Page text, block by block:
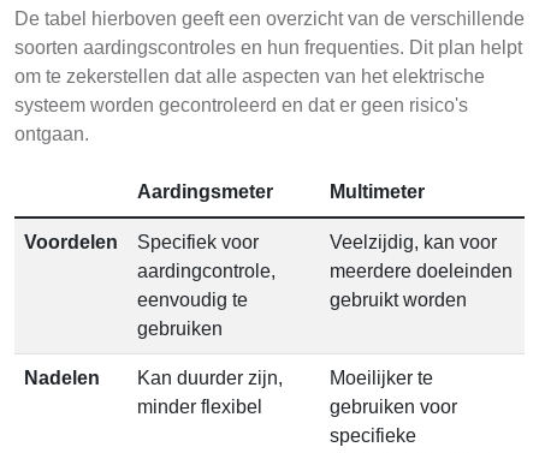
De tabel hierboven geeft een overzicht van de verschillende
soorten aardingscontroles en hun frequenties. Dit plan helpt
om te zekerstellen dat alle aspecten van het elektrische
systeem worden gecontroleerd en dat er geen risico's
ontgaan.
Aardingsmeter Multimeter
Voordelen
Specifiek voor
aardingcontrole,
eenvoudig te
gebruiken
Veelzijdig, kan voor
meerdere doeleinden
gebruikt worden
Nadelen
Kan duurder zijn,
minder flexibel
Moeilijker te
gebruiken voor
specifieke